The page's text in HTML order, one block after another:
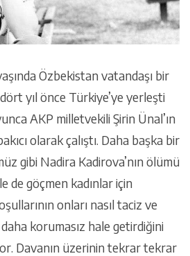
Özbekistan vatandaşı bir
yıl önce Türkiye’ye yerleşti
AKP milletvekili Şirin Ünal’ın
olarak çalıştı. Daha başka bir
gibi Nadira Kadirova’nın ölümü
de göçmen kadınlar için
onları nasıl taciz ve
korumasız hale getirdiğini
Davanın üzerinin tekrar tekrar